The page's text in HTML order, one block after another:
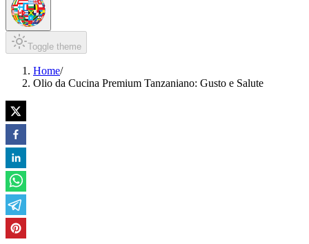
Toggle theme
Home/
Olio da Cucina Premium Tanzaniano: Gusto e Salute